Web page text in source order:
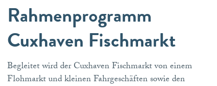
Rahmenprogramm
Cuxhaven Fischmarkt
Begleitet wird der Cuxhaven Fischmarkt von einem
Flohmarkt und kleinen Fahrgeschäften sowie den